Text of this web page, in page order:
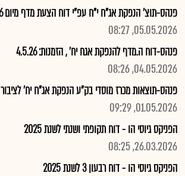
פנהס-תוצ' הנפקת אג"ח י"ח עפ"י דוח הצעת מדף מיום 3.5.26
05.05.2026, 08:27
פנהס-דוח ה.מדף להנפקת אגח יח' , הזמנות: 4.5.26
04.05.2026, 08:26
פנהס-תוצאות מכרז מוסדי בק"ע הנפקת אג"ח יח' לציבור
01.05.2026, 09:29
הפניקס גיוסי הו - דוח תקופתי ושנתי לשנת 2025
26.03.2026, 08:25
הפניקס גיוסי הו - דוח רבעון 3 לשנת 2025